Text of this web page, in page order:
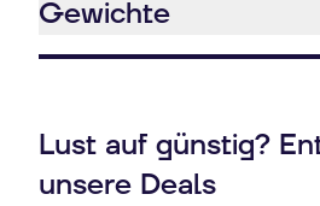
Gewichte
Lust auf günstig?
unsere Deals